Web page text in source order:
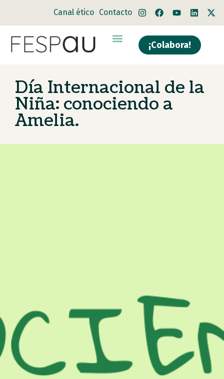
Canal ético Contacto
¡Colabora!
Día Internacional de la
Niña: conociendo a
Amelia.